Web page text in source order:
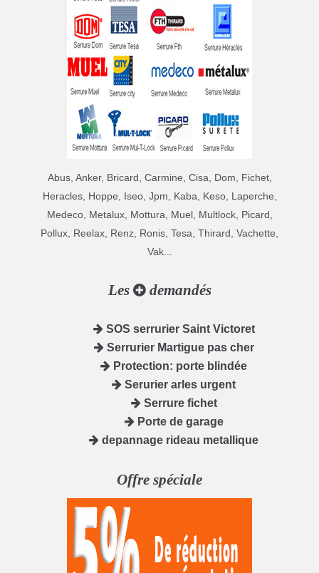
Abus, Anker, Bricard, Carmine, Cisa, Dom, Fichet,
Heracles, Hoppe, Iseo, Jpm, Kaba, Keso, Laperche,
Medeco, Metalux, Mottura, Muel, Multlock, Picard,
Pollux, Reelax, Renz, Ronis, Tesa, Thirard, Vachette,
Vak...
Les demandés
SOS serrurier Saint Victoret
Serrurier Martigue pas cher
Protection: porte blindée
Serurier arles urgent
Serrure fichet
Porte de garage
depannage rideau metallique
Offre spéciale